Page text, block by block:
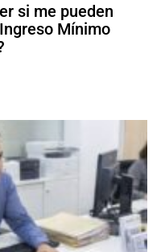
si me pueden
Mínimo